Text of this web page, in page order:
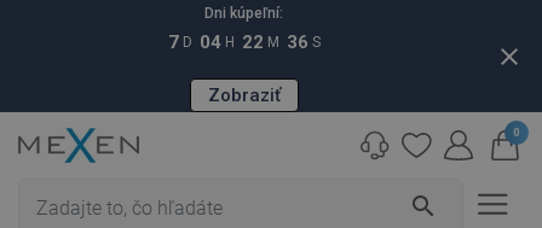
Dni kúpeľní:
7 D 04 H 22 M 35 S
Zobraziť
close
search
0